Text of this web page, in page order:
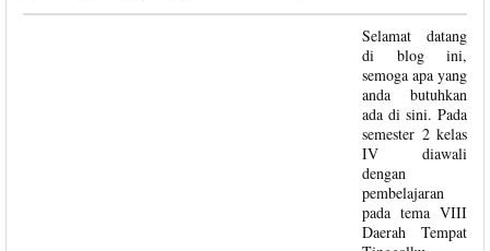
Selamat datang
di blog ini,
semoga apa yang
anda butuhkan
ada di sini. Pada
semester 2 kelas
IV diawali
dengan
pembelajaran
pada tema VIII
Daerah Tempat